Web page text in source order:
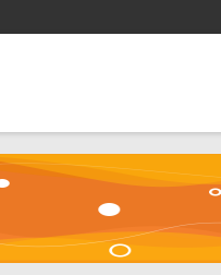
首页 找游戏